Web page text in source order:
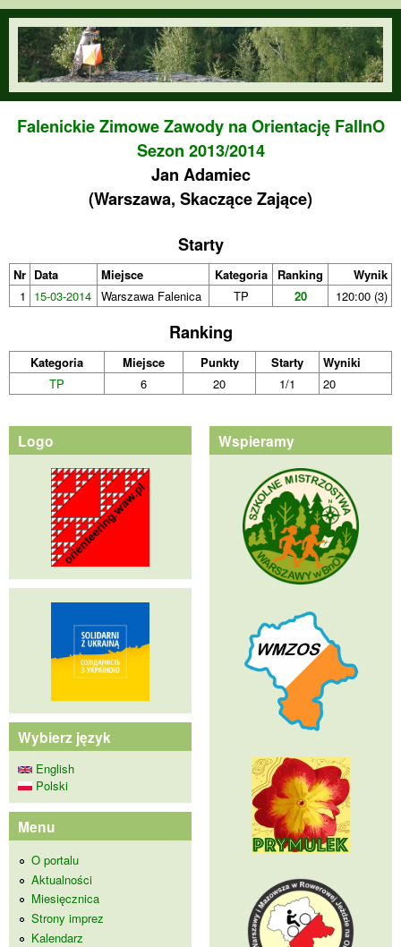
Przejdź do treści
orienteering.waw.pl
Falenickie Zimowe Zawody na Orientację FalInO
Sezon 2013/2014
Jan Adamiec
(Warszawa, Skaczące Zające)
Starty
Nr Data Miejsce Kategoria Ranking
Wynik
1
15-03-2014 Warszawa Falenica TP 20 120:00 (3)
Ranking
Kategoria Miejsce Punkty Starty
Wyniki
TP
6 20 1/1 20
Logo
Wybierz język
English
Polski
Menu
O portalu
Aktualności
Miesięcznica
Strony imprez
Kalendarz
Wspieramy